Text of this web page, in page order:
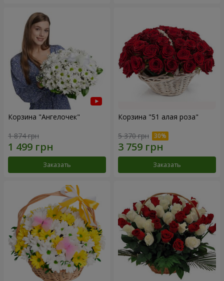
Корзина "Ангелочек"
1 874 грн
Заказать
Корзина "51 алая роза"
5 370 грн
Заказать